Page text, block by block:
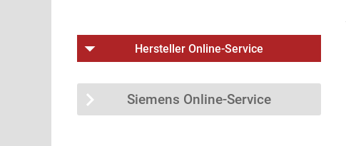
Hersteller Online-Service
Siemens Online-Service